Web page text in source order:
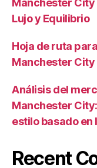
Manchester
Lujo y Equilibrio
Hoja de ruta
Manchester
Análisis del
Manchester
estilo basado en
Recent